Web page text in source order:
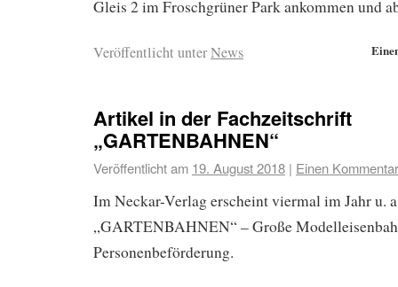
Gleis 2 im Froschgrüner Park ankommen und
Veröffentlicht unterNews
Artikel in der Fachzeitschrift
„GARTENBAHNEN“
Veröffentlicht am 19. August 2018 | Einen
Im Neckar-Verlag erscheint viermal im Jahr u.
„GARTENBAHNEN“ – Große
Personenbeförderung.